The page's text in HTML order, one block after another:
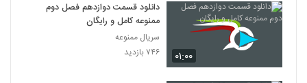
۰۱:۰۰
دانلود قسمت دوازدهم فصل دوم
ممنوعه کامل و رایگان
سریال ممنوعه
۷۴۶ بازدید